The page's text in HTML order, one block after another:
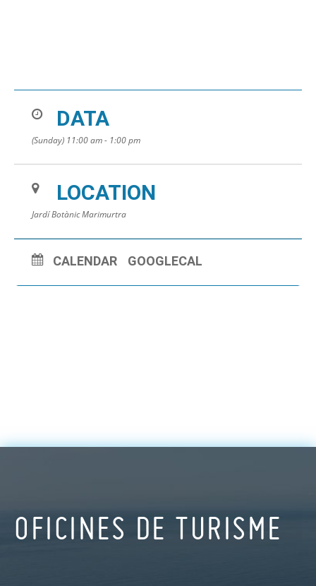
DATA
(Sunday) 11:00 am - 1:00 pm
LOCATION
Jardí Botànic Marimurtra
CALENDAR GOOGLECAL
OFICINES DE TURISME